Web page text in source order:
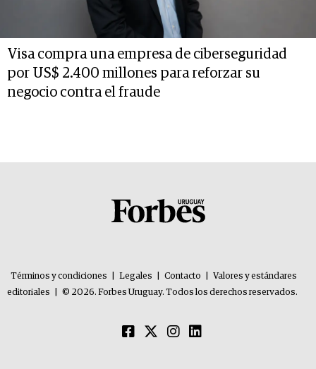
Visa compra una empresa de ciberseguridad
por US$ 2.400 millones para reforzar su
negocio contra el fraude
Términos y condiciones Legales Contacto
Valores y estándares
editoriales
© 2026. Forbes Uruguay. Todos los derechos reservados.